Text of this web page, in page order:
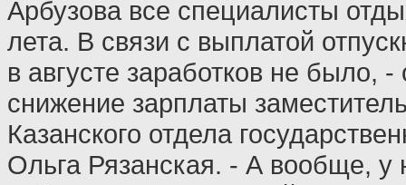
Арбузова все специалисты
лета. В связи с выплатой
в августе заработков не было,
снижение зарплаты
Казанского отдела
Ольга Рязанская. - А вообще, у